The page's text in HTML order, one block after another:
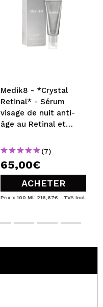
Oui Non
Medik8 - *Crystal
Retinal* - Sérum
visage de nuit anti-
âge au Retinal et
moyenne Crystal
(7)
65,00€
ACHETER
Prix x 100 Ml: 216,67€ TVA Incl.